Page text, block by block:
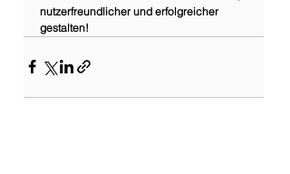
nutzerfreundlicher und erfolgreicher
gestalten!